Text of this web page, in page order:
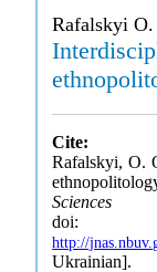
Rafalskyi
Cite:
Rafalskyi, O.
http://
Ukrainian].